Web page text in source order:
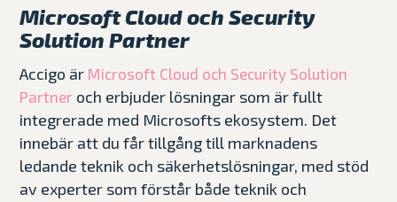
Microsoft Cloud och Security
Solution Partner
Accigo är Microsoft Cloud och Security Solution
Partner och erbjuder lösningar som är fullt
integrerade med Microsofts ekosystem. Det
innebär att du får tillgång till marknadens
ledande teknik och säkerhetslösningar, med stöd
av experter som förstår både teknik och